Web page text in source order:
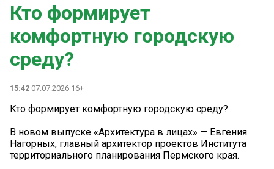
Кто формирует
комфортную городскую
среду?
15:42 07.07.2026 16+
Кто формирует комфортную городскую среду?
В новом выпуске «Архитектура в лицах» — Евгения
Нагорных, главный архитектор проектов Института
территориального планирования Пермского края.